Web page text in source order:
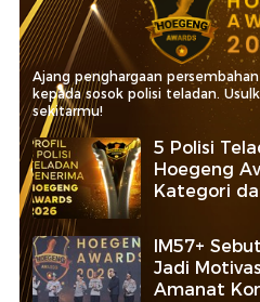
Ajang penghargaan
kepada sosok polisi teladan.
sekitarmu!
5 Polisi
Hoegeng
Kategori
IM57+
Jadi
Amanat